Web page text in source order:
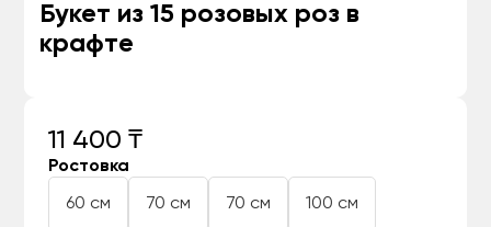
Букет из 15 розовых роз в
крафте
11 400 ₸
Ростовка
60 см 70 см 70 см 100 см